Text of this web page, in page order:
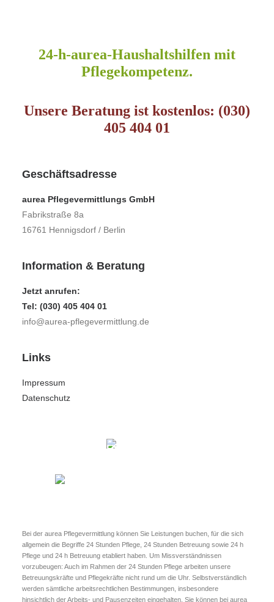
24-h-aurea-Haushaltshilfen mit
Pflegekompetenz.
Unsere Beratung ist kostenlos: (030)
405 404 01
Geschäftsadresse
aurea Pflegevermittlungs GmbH
Fabrikstraße 8a
16761 Hennigsdorf / Berlin
Information & Beratung
Jetzt anrufen:
Tel: (030) 405 404 01
info@aurea-pflegevermittlung.de
Links
Impressum
Datenschutz
Bei der aurea Pflegevermittlung können Sie Leistungen buchen, für die sich
allgemein die Begriffe 24 Stunden Pflege, 24 Stunden Betreuung sowie 24 h
Pflege und 24 h Betreuung etabliert haben. Um Missverständnissen
vorzubeugen: Auch im Rahmen der 24 Stunden Pflege arbeiten unsere
Betreuungskräfte und Pflegekräfte nicht rund um die Uhr. Selbstverständlich
werden sämtliche arbeitsrechtlichen Bestimmungen, insbesondere
hinsichtlich der Arbeits- und Pausenzeiten eingehalten. Sie können bei aurea